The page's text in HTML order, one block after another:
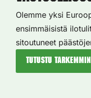
Olemme yksi
ensimmäisistä
sitoutuneet
Tutustu tarkemmin